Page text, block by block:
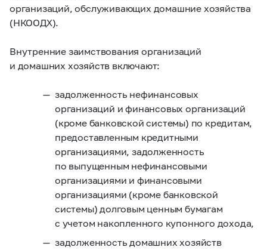
организаций, обслуживающих домашние хозяйства
(НКООДХ).
Внутренние заимствования организаций
и домашних хозяйств включают:
задолженность нефинансовых
организаций и финансовых организаций
(кроме банковской системы) по кредитам,
предоставленным кредитными
организациями, задолженность
по выпущенным нефинансовыми
организациями и финансовыми
организациями (кроме банковской
системы) долговым ценным бумагам
с учетом накопленного купонного дохода,
задолженность домашних хозяйств